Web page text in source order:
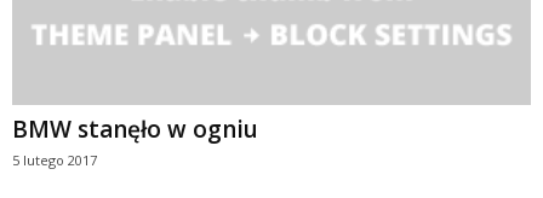
BMW stanęło w ogniu
5 lutego 2017